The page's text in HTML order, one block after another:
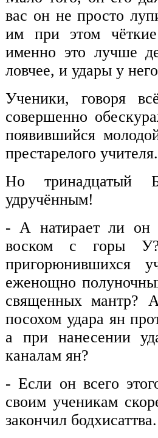
вас он не просто
им при этом чёткие
именно это лучше
ловчее, и удары у
Ученики, говоря
совершенно
появившийся
престарелого учителя.
Но тринадцатый
удручённым!
- А натирает ли он
воском с горы
еженощно
священных мантр?
посохом удара ян
а при нанесении
каналам ян?
- Если он всего
своим ученикам
закончил бодхисаттва.